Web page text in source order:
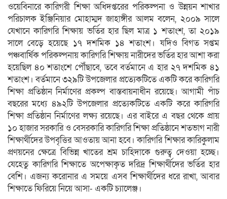
ওয়েবিনারে কারিগরী শিক্ষা অধিদপ্তরের পরিকল্পনা ও উন্নয়ন শাখার
পরিচালক ইঞ্জিনিয়ার মোহাম্মদ জাহাঙ্গীর আলম বলেন, ২০০৯ সালে
যেখানে কারিগরি শিক্ষায় ভর্তির হার ছিল মাত্র ১ শতাংশ, তা ২০১৯
সালে বেড়ে হয়েছে ১৭ দশমিক ১৪ শতাংশ। যদিও বিগত সপ্তম
পঞ্চবার্ষিক পরিকল্পনায় কারিগরি শিক্ষায় নারীদের ভর্তির হার আশা করা
হয়েছিল ৪০ শতাংশে পৌঁছাবে, তবে বর্তমানে এ হার ২৭ দশমিক ৪১
শতাংশ। বর্তমানে ৩২৯টি উপজেলার প্রত্যেকটিতে একটি করে কারিগরি
শিক্ষা প্রতিষ্ঠান নির্মাণের প্রকল্প বাস্তবায়নাধীন রয়েছে। আগামী পাঁচ
বছরের মধ্যে ৪৯২টি উপজেলার প্রত্যেকটিতে একটি করে কারিগরি
শিক্ষা প্রতিষ্ঠান নির্মাণের লক্ষ্য রয়েছে। এর বাইরে এ বছর থেকে প্রায়
১০ হাজার সরকারি ও বেসরকারি কারিগরি শিক্ষা প্রতিষ্ঠানে শতভাগ নারী
শিক্ষার্থীদের উপবৃত্তির আওতায় আনা হবে। কারিগরি শিক্ষার কারিকুলাম
প্রণয়নের ক্ষেত্রে বিভিন্ন খাতের শ্রম চাহিদাকে গুরুত্ব দেওয়া হচ্ছে।
যেহেতু কারিগরি শিক্ষাতে অপেক্ষাকৃত দরিদ্র শিক্ষার্থীদের ভর্তির হার
বেশি। এজন্য করোনার এ সময়ে এসব শিক্ষার্থীদের ধরে রাখা, আবার
শিক্ষাতে ফিরিয়ে নিয়ে আসা- একটি চ্যালেঞ্জ।